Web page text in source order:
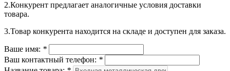
2.Конкурент предлагает аналогичные условия доставки
товара.
3.Товар конкурента находится на складе и доступен для заказа.
Ваше имя: *
Ваш контактный телефон: *